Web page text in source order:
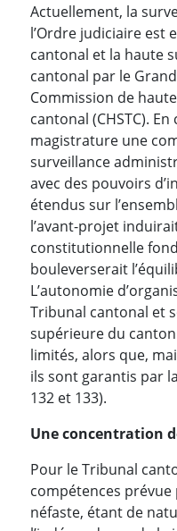
Actuellement, la
l’Ordre judiciaire est
cantonal et la haute
cantonal par le
Commission de
cantonal (CHSTC).
magistrature une
surveillance
avec des pouvoirs
étendus sur
l’avant-projet
constitutionnelle
bouleverserait
L’autonomie
Tribunal cantonal et
supérieure du
limités, alors que,
ils sont garantis par
132 et 133).
Une concentration
Pour le Tribunal
compétences
néfaste, étant de